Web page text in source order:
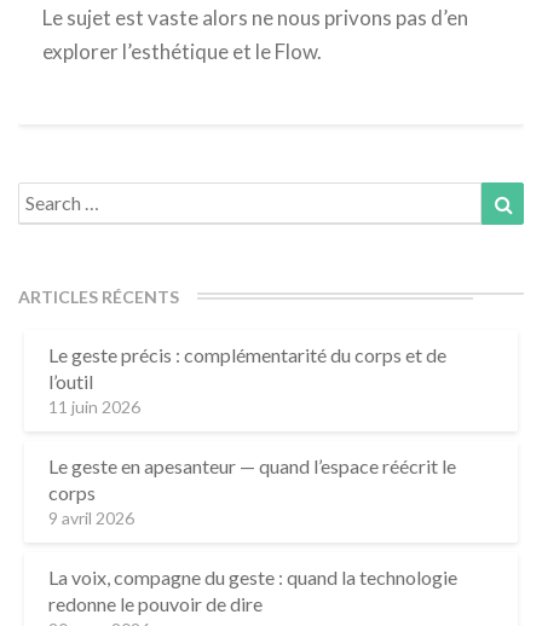
Le sujet est vaste alors ne nous privons pas d’en
explorer l’esthétique et le Flow.
Search
for:
ARTICLES RÉCENTS
Le geste précis : complémentarité du corps et de
l’outil
11 juin 2026
Le geste en apesanteur — quand l’espace réécrit le
corps
9 avril 2026
La voix, compagne du geste : quand la technologie
redonne le pouvoir de dire